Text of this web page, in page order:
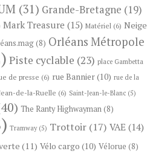
(31) Grande-Bretagne (19)
Mark Treasure (15) Matériel (6) Neige
(8) Orléans Métropole
Piste cyclable (23) place Gambetta
de presse (6) rue Bannier(10) rue de la
de-la-Ruelle (6) Saint-Jean-le-Blanc (5)
The Ranty Highwayman(8)
Tramway(5) Trottoir (17) VAE (14)
(11) Vélo cargo (10) Vélorue (8)